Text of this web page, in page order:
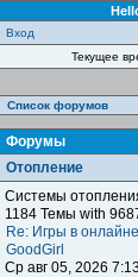
Вход
Текущее
Список форумов
Форумы
Отопление
Системы
1184 Темы with
Re: Игры в онлайне
GoodGirl
Ср авг 05, 2026